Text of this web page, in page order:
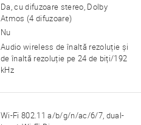
Da, cu difuzoare stereo, Dolby
Atmos (4 difuzoare)
Nu
Audio wireless de înaltă rezoluție și
de înaltă rezoluție pe 24 de biți/192
kHz
Wi-Fi 802.11 a/b/g/n/ac/6/7, dual-